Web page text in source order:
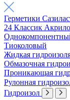
Герметики
24 Классик
Тиоколовый
Жидкая
Обмазочная
Проникающая
Рулонная
Гидроизол